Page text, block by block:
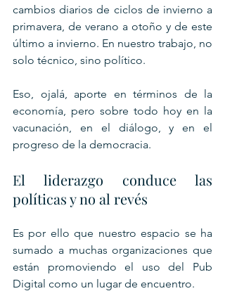
cambios diarios de ciclos de invierno a
primavera, de verano a otoño y de este
último a invierno. En nuestro trabajo, no
solo técnico, sino político.
Eso, ojalá, aporte en términos de la
economía, pero sobre todo hoy en la
vacunación, en el diálogo, y en el
progreso de la democracia.
El liderazgo conduce las
políticas y no al revés
Es por ello que nuestro espacio se ha
sumado a muchas organizaciones que
están promoviendo el uso del Pub
Digital como un lugar de encuentro.